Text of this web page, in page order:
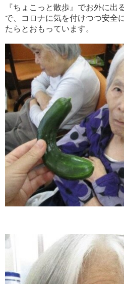
『ちょこっと散歩』でお外に出
で、コロナに気を付けつつ安全
たらとおもっています。